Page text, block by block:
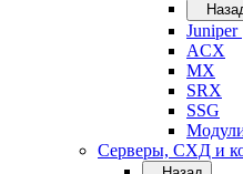
Juniper
ACX
MX
SRX
SSG
Серверы, СХД и